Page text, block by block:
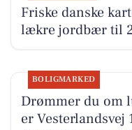
Friske danske
lækre jordbær til
BOLIGMARKED
Drømmer du om
er Vesterlandsvej